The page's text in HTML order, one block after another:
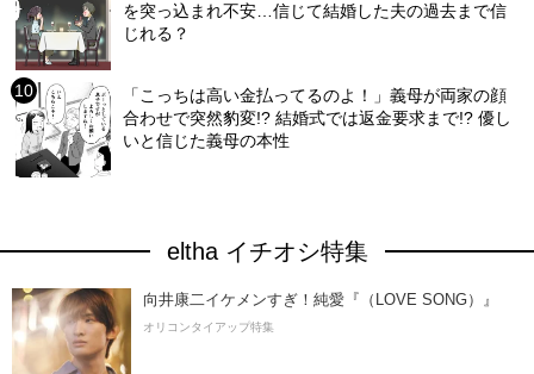
を突っ込まれ不安…信じて結婚した夫の過去まで信
じれる？
「こっちは高い金払ってるのよ！」義母が両家の顔
合わせで突然豹変!? 結婚式では返金要求まで!? 優し
いと信じた義母の本性
eltha イチオシ特集
向井康二イケメンすぎ！純愛『（LOVE SONG）』
オリコンタイアップ特集